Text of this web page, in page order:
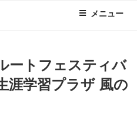
メニュー
ートフェスティバ
涯学習プラザ 風の